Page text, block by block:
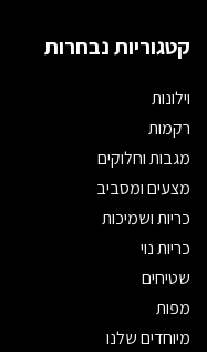
קטגוריות נבחרות
וילונות
רקמות
מגבות וחלוקים
מצעים ומסביב
כריות ושמיכות
כריות נוי
שטיחים
מפות
מיוחדים שלנו